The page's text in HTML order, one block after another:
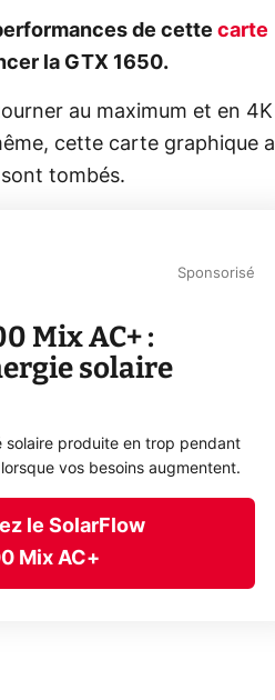
de cette carte
la GTX 1650.
au maximum et en 4K
cette carte graphique a
tombés.
Sponsorisé
Mix AC+ :
solaire
solaire produite en trop pendant
vos besoins augmentent.
le SolarFlow
Mix AC+